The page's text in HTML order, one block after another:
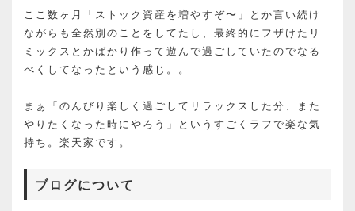
ここ数ヶ月「ストック資産を増やすぞ〜」とか言い続け
ながらも全然別のことをしてたし、最終的にフザけたリ
ミックスとかばかり作って遊んで過ごしていたのでなる
べくしてなったという感じ。。
まぁ「のんびり楽しく過ごしてリラックスした分、また
やりたくなった時にやろう」というすごくラフで楽な気
持ち。楽天家です。
ブログについて